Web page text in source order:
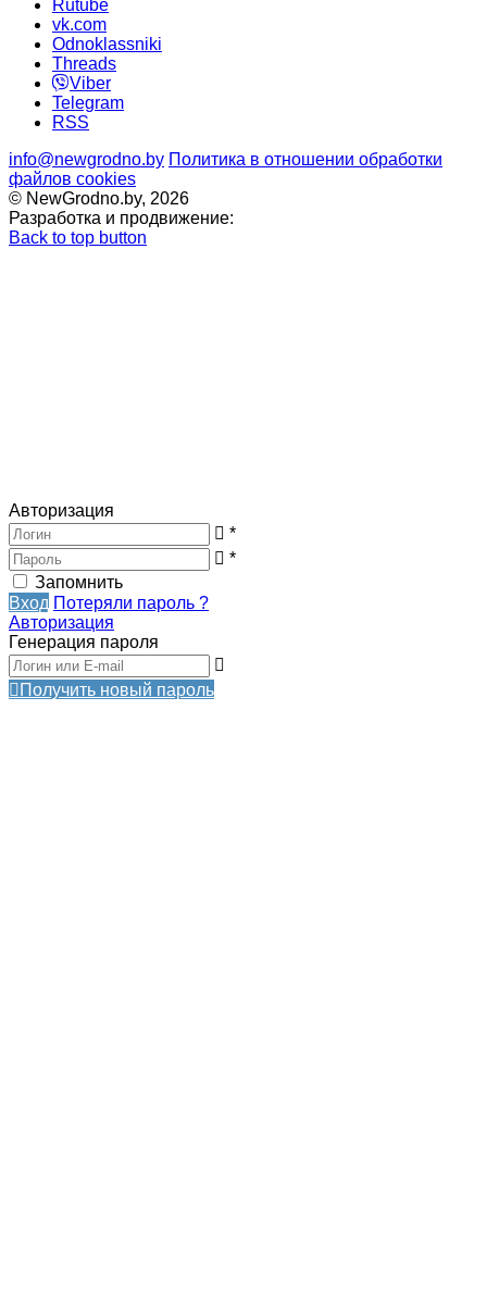
Rutube
vk.com
Odnoklassniki
Threads
Viber
Telegram
RSS
info@newgrodno.by Политика в отношении обработки
файлов cookies
© NewGrodno.by, 2026
Разработка и продвижение:
Back to top button
Авторизация
*
*
Запомнить
Вход Потеряли пароль ?
Авторизация
Генерация пароля
Получить новый пароль